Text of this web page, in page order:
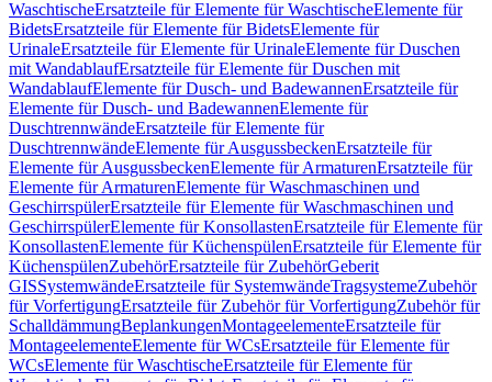
WaschtischeErsatzteile für Elemente für WaschtischeElemente für
BidetsErsatzteile für Elemente für BidetsElemente für
UrinaleErsatzteile für Elemente für UrinaleElemente für Duschen
mit WandablaufErsatzteile für Elemente für Duschen mit
WandablaufElemente für Dusch- und BadewannenErsatzteile für
Elemente für Dusch- und BadewannenElemente für
DuschtrennwändeErsatzteile für Elemente für
DuschtrennwändeElemente für AusgussbeckenErsatzteile für
Elemente für AusgussbeckenElemente für ArmaturenErsatzteile für
Elemente für ArmaturenElemente für Waschmaschinen und
GeschirrspülerErsatzteile für Elemente für Waschmaschinen und
GeschirrspülerElemente für KonsollastenErsatzteile für Elemente für
KonsollastenElemente für KüchenspülenErsatzteile für Elemente für
KüchenspülenZubehörErsatzteile für ZubehörGeberit
GISSystemwändeErsatzteile für SystemwändeTragsystemeZubehör
für VorfertigungErsatzteile für Zubehör für VorfertigungZubehör für
SchalldämmungBeplankungenMontageelementeErsatzteile für
MontageelementeElemente für WCsErsatzteile für Elemente für
WCsElemente für WaschtischeErsatzteile für Elemente für